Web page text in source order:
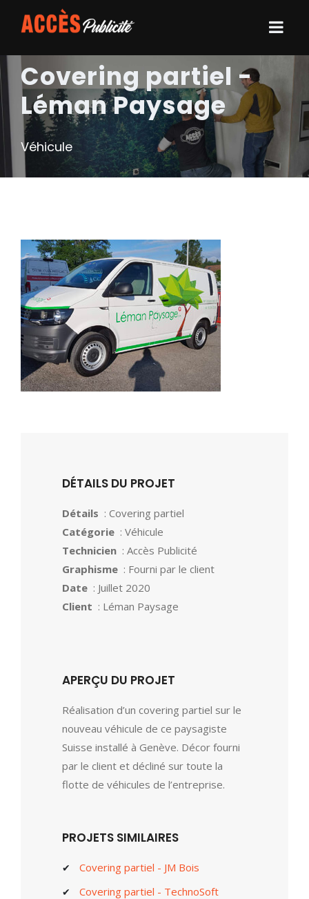
Covering partiel -
Léman Paysage
Véhicule
DÉTAILS DU PROJET
Détails : Covering partiel
Catégorie : Véhicule
Technicien : Accès Publicité
Graphisme : Fourni par le client
Date : Juillet 2020
Client : Léman Paysage
APERÇU DU PROJET
Réalisation d’un covering partiel sur le
nouveau véhicule de ce paysagiste
Suisse installé à Genève. Décor fourni
par le client et décliné sur toute la
flotte de véhicules de l’entreprise.
PROJETS SIMILAIRES
Covering partiel - JM Bois
Covering partiel - TechnoSoft